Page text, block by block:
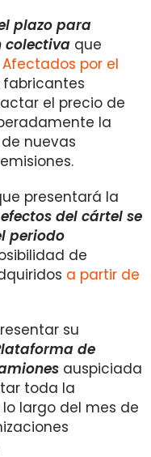
plazo para
colectiva que
por el
fabricantes
el precio de
la
nuevas
presentará la
del cártel se
periodo
de
a partir de
su
de
auspiciada
toda la
largo del mes de